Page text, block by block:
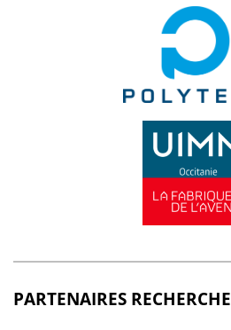
PARTENAIRES RECHERCHE